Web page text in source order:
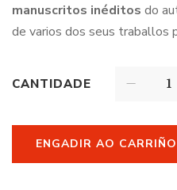
manuscritos inéditos do
de varios dos seus traballos
CANTIDADE
ENGADIR AO CARRIÑO